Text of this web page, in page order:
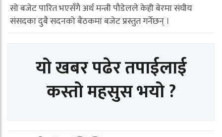
सो बजेट पारित भएसँगै अर्थ मन्त्री पौडेलले केही बेरमा संघीय
संसदका दुबै सदनको बैठकमा बजेट प्रस्तुत गर्नेछन् ।
यो खबर पढेर तपाईलाई
कस्तो महसुस भयो ?